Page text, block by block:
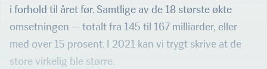
i forhold til året før. Sam­tlige av de 18 største økte
omsetningen — totalt fra 145 til 167 milliarder, eller
med over 15 prosent. I 2021 kan vi trygt skrive at de
store virkelig ble større.